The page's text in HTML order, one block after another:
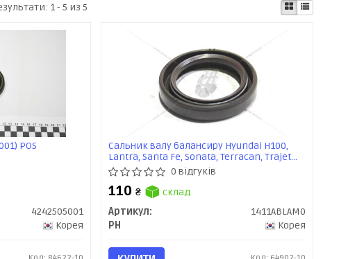
1 - 5 из 5
POS
4242505001
Корея
Сальник валу балансиру Hyundai H100,
Lantra, Santa Fe, Sonata, Terracan, Trajet
(1411ABLAM0) PH0 відгуків
110₴
склад
Артикул:
1411ABLAM0
PH
Корея